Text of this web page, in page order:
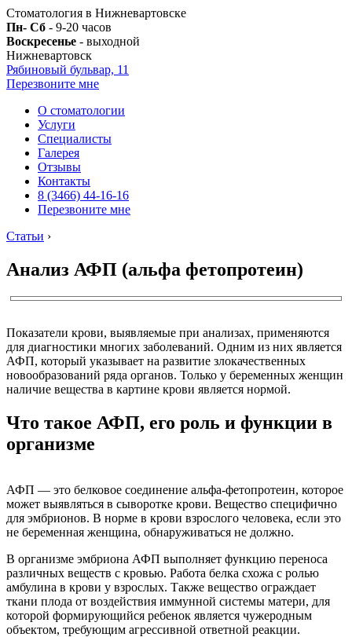
Стоматология в Нижневартовске
Пн- Сб - 9-20 часов
Воскресенье - выходной
Нижневартовск
Рябиновый бульвар, 11
Перезвоните мне
О стоматологии
Услуги
Специалисты
Галерея
Отзывы
Контакты
8 (3466) 44-16-16
Перезвоните мне
Статьи ›
Анализ АФП (альфа фетопротеин)
Показатели крови, выявляемые при анализах, применяются
для диагностики многих заболеваний. Одним из них является
АФП, который указывает на развитие злокачественных
новообразований ряда органов. Только у беременных женщин
наличие вещества в картине крови является нормой.
Что такое АФП, его роль и функции в
организме
АФП — это белковое соединение альфа-фетопротеин, которое
может выявляться в сыворотке крови. Вещество специфично
для эмбрионов. В норме в крови взрослого человека, если это
не беременная женщина, обнаруживаться не должно.
В организме эмбриона АФП выполняет функцию переноса
различных веществ с кровью. Работа белка схожа с ролью
амбулина в крови у взрослых. Также вещество ограждает
ткани плода от воздействия иммунной системы матери, для
которой формирующийся ребенок является чужеродным
объектом, требующим агрессивной ответной реакции.